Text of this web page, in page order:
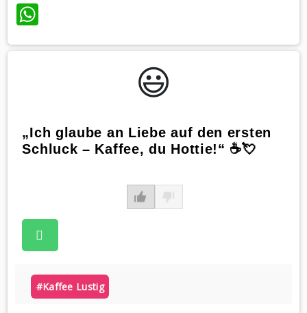
WhatsApp
😃️
„Ich glaube an Liebe auf den ersten
Schluck – Kaffee, du Hottie!“ ☕️💘
#kaffee Lustig